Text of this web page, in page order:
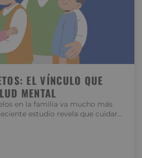
EL VÍNCULO QUE
MENTAL
en la familia va mucho más
estudio revela que cuidar…